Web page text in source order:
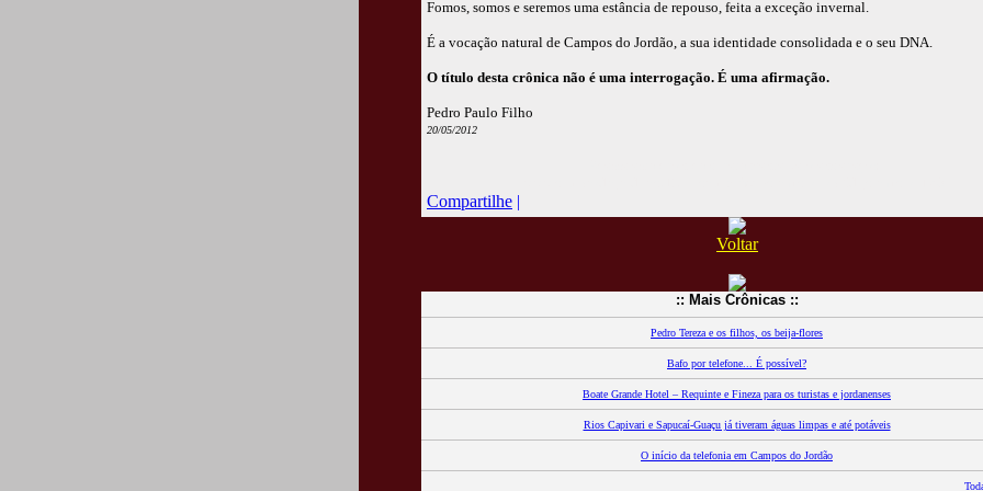
Fomos, somos e seremos uma estância de repouso, feita a exceção invernal.
É a vocação natural de Campos do Jordão, a sua identidade consolidada e o seu DNA.
O título desta crônica não é uma interrogação. É uma afirmação.
Pedro Paulo Filho
20/05/2012
Compartilhe |
Voltar
:: Mais Crônicas ::
Pedro Tereza e os filhos, os beija-flores
Bafo por telefone... É possível?
Boate Grande Hotel – Requinte e Fineza para os turistas e jordanenses
Rios Capivari e Sapucaí-Guaçu já tiveram águas limpas e até potáveis
O início da telefonia em Campos do Jordão